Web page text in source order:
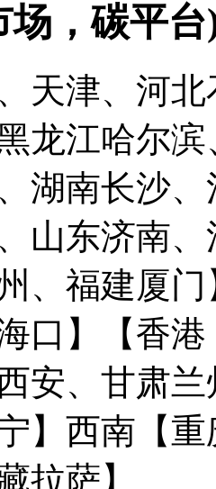
场，碳平台
天津、河
龙江哈尔
湖南长沙
山东济南
、福建厦门
口】
【香
安、甘肃
】 西南【
拉萨】